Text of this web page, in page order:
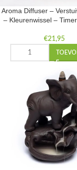
Aroma Diffuser –
– Kleurenwissel –
€21,95